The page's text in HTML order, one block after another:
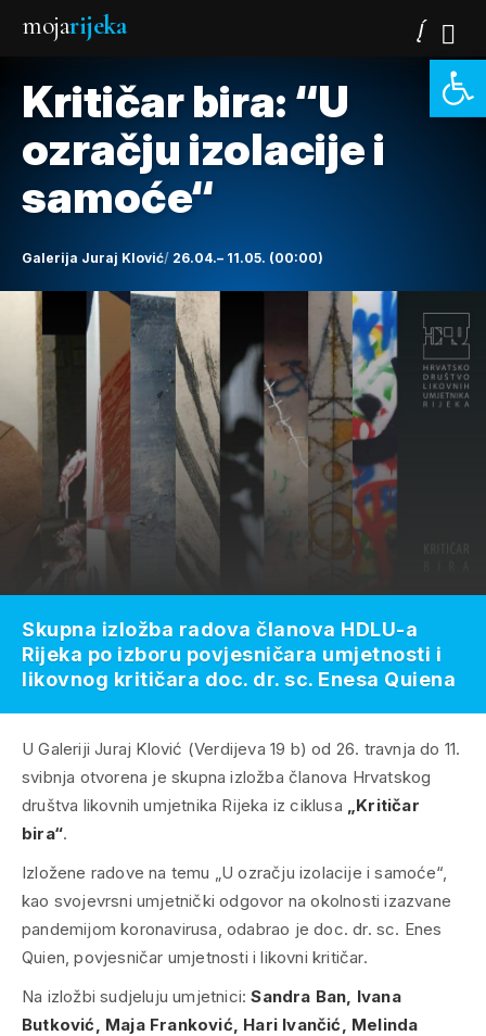
mojarijeka
Kritičar bira: “U
ozračju izolacije i
samoće“
Galerija Juraj Klović 26.04.– 11.05. (00:00)
U Galeriji Juraj Klović (Verdijeva 19 b) od 26. travnja do 11.
svibnja otvorena je skupna izložba članova Hrvatskog
društva likovnih umjetnika Rijeka iz ciklusa
„Kritičar
bira“.
Izložene radove na temu „U ozračju izolacije i samoće“,
kao svojevrsni umjetnički odgovor na okolnosti izazvane
pandemijom koronavirusa, odabrao je doc. dr. sc. Enes
Quien, povjesničar umjetnosti i likovni kritičar.
Na izložbi sudjeluju umjetnici:Sandra Ban, Ivana
Butković, Maja Franković, Hari Ivančić, Melinda
Skupna izložba radova članova HDLU-a
Rijeka po izboru povjesničara umjetnosti i
likovnog kritičara doc. dr. sc. Enesa Quiena